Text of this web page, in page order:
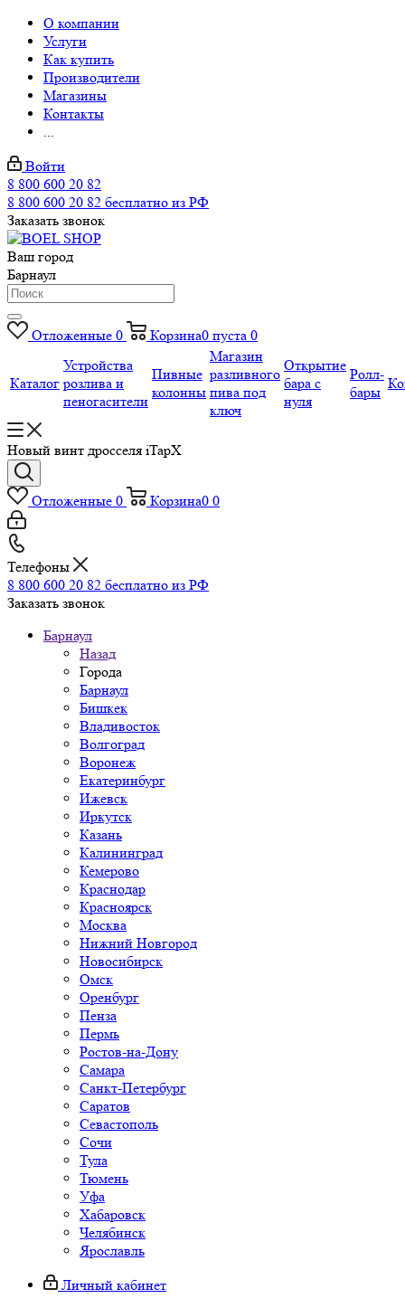
О компании
Услуги
Как купить
Производители
Магазины
Контакты
...
Войти
8 800 600 20 82
8 800 600 20 82 бесплатно из РФ
Заказать звонок
Ваш город
Барнаул
Отложенные 0 Корзина0 пуста 0
Каталог
Устройства
розлива и
пеногасители
Пивные
колонны
Магазин
разливного
пива под
ключ
Открытие
бара с
нуля
Ролл-
бары
Новый винт дросселя iTapX
Отложенные 0 Корзина0 0
Телефоны
8 800 600 20 82 бесплатно из РФ
Заказать звонок
Барнаул
Назад
Города
Барнаул
Бишкек
Владивосток
Волгоград
Воронеж
Екатеринбург
Ижевск
Иркутск
Казань
Калининград
Кемерово
Краснодар
Красноярск
Москва
Нижний Новгород
Новосибирск
Омск
Оренбург
Пенза
Пермь
Ростов-на-Дону
Самара
Санкт-Петербург
Саратов
Севастополь
Сочи
Тула
Тюмень
Уфа
Хабаровск
Челябинск
Ярославль
Личный кабинет